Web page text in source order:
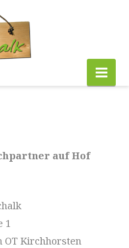
auf Hof
1
OT Kirchhorsten